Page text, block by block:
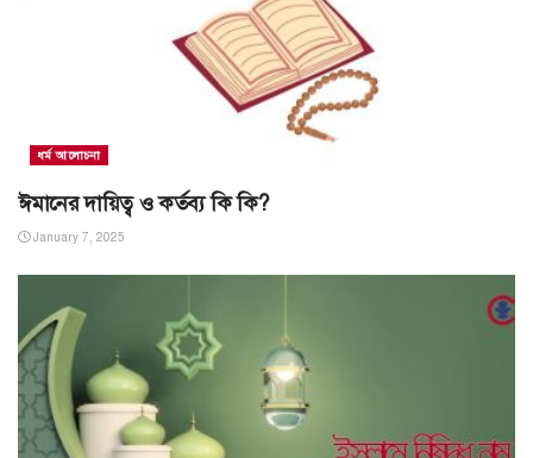
ধর্ম আলোচনা
ঈমানের দায়িত্ব ও কর্তব্য কি কি?
January 7, 2025